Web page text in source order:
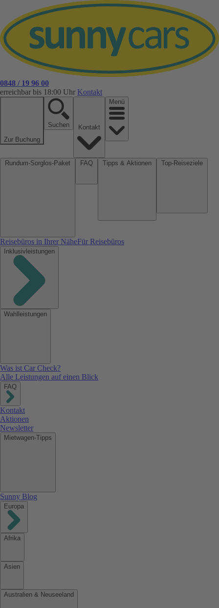
0848 / 19 96 00
erreichbar bis 18:00 Uhr Kontakt
Zur Buchung
Suchen
Menü
Reisebüros in Ihrer NäheFür Reisebüros
Inklusivleistungen
Wahlleistungen
Was ist Car Check?
Alle Leistungen auf einen Blick
FAQ
Kontakt
Aktionen
Newsletter
Mietwagen-Tipps
Sunny Blog
Europa
Afrika
Asien
Australien & Neuseeland